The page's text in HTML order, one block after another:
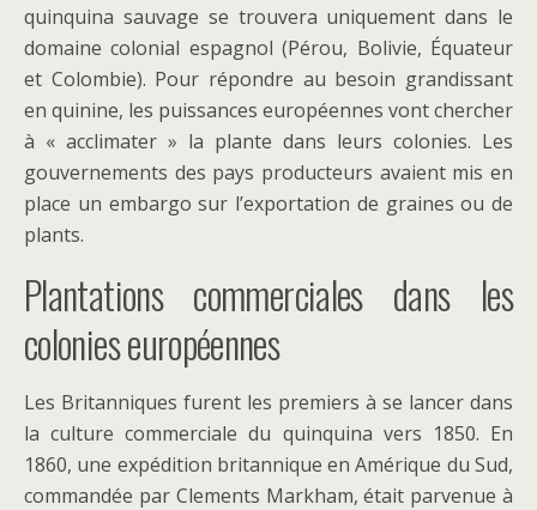
quinquina sauvage se trouvera uniquement dans le
domaine colonial espagnol (Pérou, Bolivie, Équateur
et Colombie). Pour répondre au besoin grandissant
en quinine, les puissances européennes vont chercher
à « acclimater » la plante dans leurs colonies. Les
gouvernements des pays producteurs avaient mis en
place un embargo sur l’exportation de graines ou de
plants.
Plantations commerciales dans les
colonies européennes
Les Britanniques furent les premiers à se lancer dans
la culture commerciale du quinquina vers 1850. En
1860, une expédition britannique en Amérique du Sud,
commandée par Clements Markham, était parvenue à